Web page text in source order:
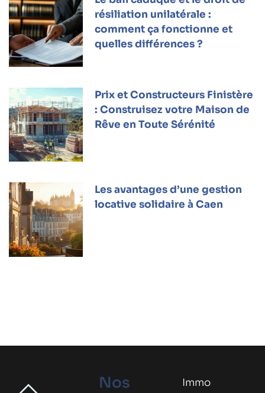
résiliation unilatérale :
comment ça fonctionne et
quelles différences ?
Prix et Constructeurs Finistère
: Construisez votre Maison de
Rêve en Toute Sérénité
Les avantages d’une gestion
locative solidaire à Caen
Nos
Immo